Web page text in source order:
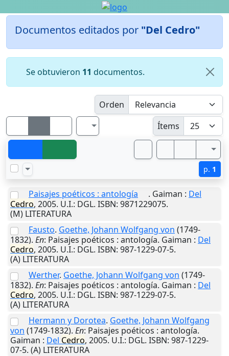
Documentos editados por "Del Cedro"
Se obtuvieron 11 documentos.
Orden
Ítems
p. 1
Paisajes poéticos : antología . Gaiman : Del
Cedro, 2005. U.I.: DGL. ISBN: 9871229075.
(M) LITERATURA
Fausto. Goethe, Johann Wolfgang von (1749-
1832). En: Paisajes poéticos : antología. Gaiman : Del
Cedro, 2005. U.I.: DGL. ISBN: 987-1229-07-5.
(A) LITERATURA
Werther. Goethe, Johann Wolfgang von (1749-
1832). En: Paisajes poéticos : antología. Gaiman : Del
Cedro, 2005. U.I.: DGL. ISBN: 987-1229-07-5.
(A) LITERATURA
Hermann y Dorotea. Goethe, Johann Wolfgang
von (1749-1832). En: Paisajes poéticos : antología.
Gaiman : Del Cedro, 2005. U.I.: DGL. ISBN: 987-1229-
07-5. (A) LITERATURA